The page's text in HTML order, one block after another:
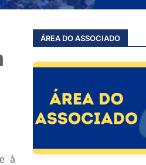
à
ÁREA DO ASSOCIADO